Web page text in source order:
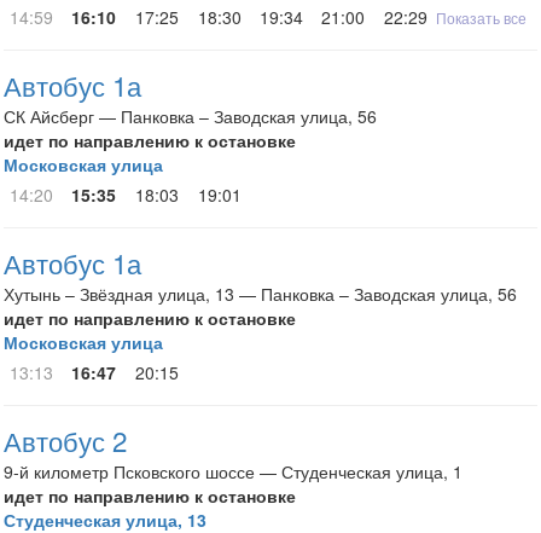
14:59
16:10 17:25 18:30 19:34 21:00 22:29 Показать все
Автобус 1а
СК Айсберг — Панковка – Заводская улица, 56
идет по направлению к остановке
Московская улица
14:20
15:35 18:03 19:01
Автобус 1а
Хутынь – Звёздная улица, 13 — Панковка – Заводская улица, 56
идет по направлению к остановке
Московская улица
13:13
16:47 20:15
Автобус 2
9-й километр Псковского шоссе — Студенческая улица, 1
идет по направлению к остановке
Студенческая улица, 13